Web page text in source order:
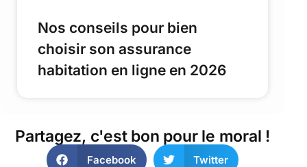
Nos conseils pour bien
choisir son assurance
habitation en ligne en 2026
Partagez, c'est bon pour le moral !
Facebook Twitter